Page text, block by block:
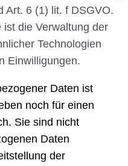
Art. 6 (1) lit. f DSGVO.
die Verwaltung der
Technologien
Einwilligungen.
Daten ist
noch für einen
Sie sind nicht
Daten
der